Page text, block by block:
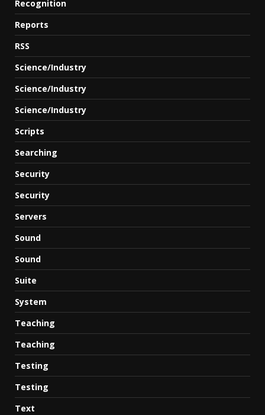
Recognition
Reports
RSS
Science/Industry
Science/Industry
Science/Industry
Scripts
Searching
Security
Security
Servers
Sound
Sound
Suite
System
Teaching
Teaching
Testing
Testing
Text